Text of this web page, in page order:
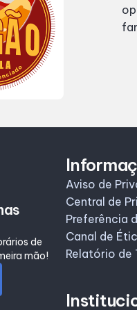
de
mão!
Aviso de
Central de
Preferência
Canal de
Relatório de